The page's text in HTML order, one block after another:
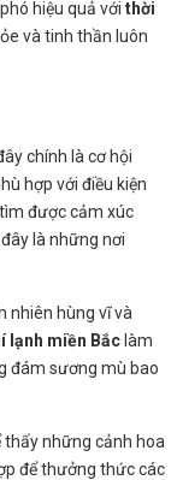
hiệu quả với thời
và tinh thần luôn
chính là cơ hội
hợp với điều kiện
được cảm xúc
là những nơi
nhiên hùng vĩ và
lạnh miền Bắc làm
đám sương mù bao
thấy những cảnh hoa
để thưởng thức các